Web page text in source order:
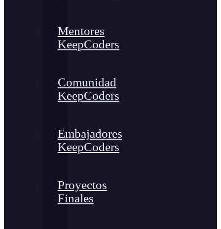
Mentores
KeepCoders
Comunidad
KeepCoders
Embajadores
KeepCoders
Proyectos
Finales